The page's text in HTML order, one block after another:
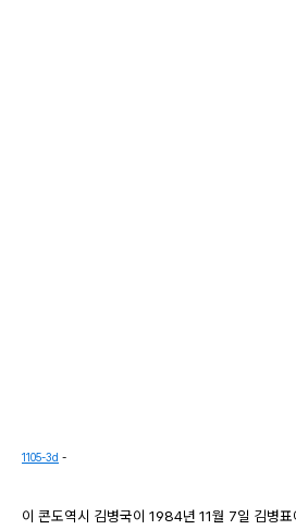
1105-3d -
이 콘도역시 김병국이 1984년 11월 7일 김병